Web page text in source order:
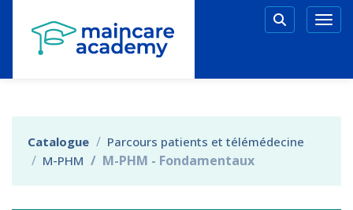
Aller au menu principal
Aller au contenu principal
Personnaliser l'interface
Catalogue
Parcours patients et télémédecine
M-PHM
M-PHM - Fondamentaux